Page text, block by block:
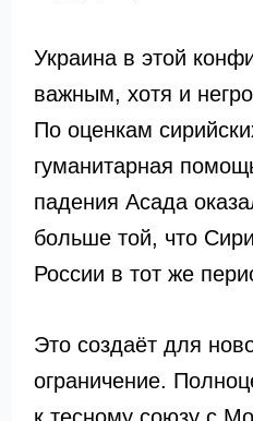
Украина в этой
важным, хотя и
По оценкам
гуманитарная
падения Асада
больше той, что
России в тот же
Это создаёт для
ограничение.